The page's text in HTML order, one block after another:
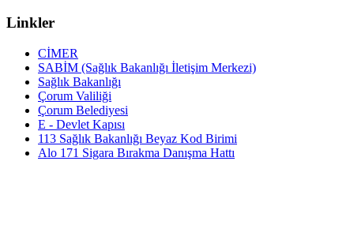
Linkler
CİMER
SABİM (Sağlık Bakanlığı İletişim Merkezi)
Sağlık Bakanlığı
Çorum Valiliği
Çorum Belediyesi
E - Devlet Kapısı
113 Sağlık Bakanlığı Beyaz Kod Birimi
Alo 171 Sigara Bırakma Danışma Hattı